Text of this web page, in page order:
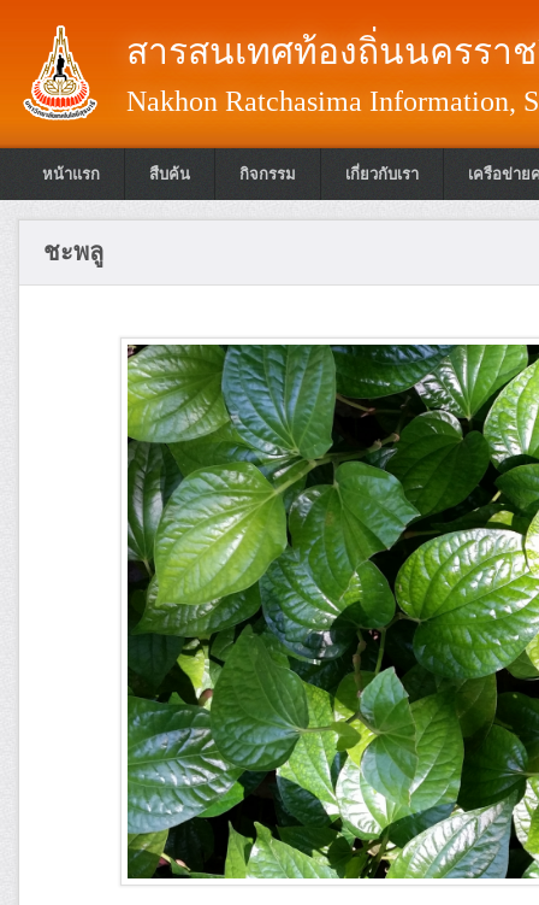
สารสนเทศท้องถิ่นนครรา
Nakhon Ratchasima Information,
หน้าแรก สืบค้น กิจกรรม เกี่ยวกับเรา เครือข่าย
ชะพลู